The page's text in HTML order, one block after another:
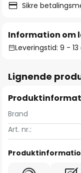
Sikre
Information om
Leveringstid: 9 -
Lignende
Brand
Art. nr.: